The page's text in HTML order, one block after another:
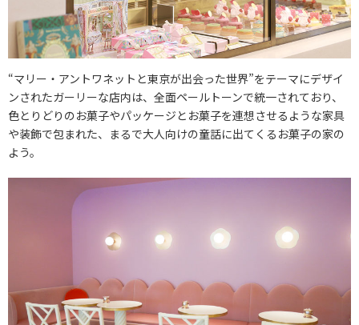
“マリー・アントワネットと東京が出会った世界”をテーマにデザイ
ンされたガーリーな店内は、全面ペールトーンで統一されており、
色とりどりのお菓子やパッケージとお菓子を連想させるような家具
や装飾で包まれた、まるで大人向けの童話に出てくるお菓子の家の
よう。